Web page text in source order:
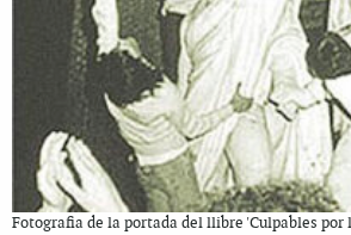
Fotografia de la portada del llibre 'Culpables